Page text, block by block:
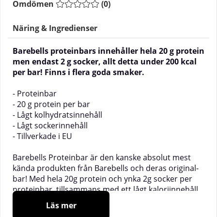
Omdömen (0)
Näring & Ingredienser
Barebells proteinbars innehåller hela 20 g protein
men endast 2 g socker, allt detta under 200 kcal
per bar! Finns i flera goda smaker.
- Proteinbar
- 20 g protein per bar
- Lågt kolhydratsinnehåll
- Lågt sockerinnehåll
- Tillverkade i EU
Barebells Proteinbar är den kanske absolut mest
kända produkten från Barebells och deras original-
bar! Med hela 20g protein och ynka 2g socker per
proteinbar, tillsammans med ett lågt kaloriinnehåll
(200kcal) och otroligt goda smaker befinner sig
Barebells proteinbar i toppen vad gäller proteinbars
Läs mer